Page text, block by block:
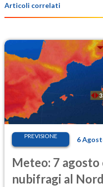
Articoli correlati
PREVISIONE 6
Meteo: 7
nubifragi al